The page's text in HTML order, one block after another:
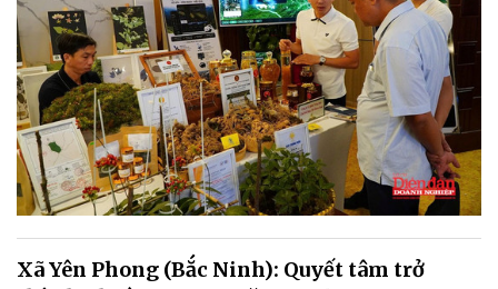
Xã Yên Phong (Bắc Ninh): Quyết tâm trở